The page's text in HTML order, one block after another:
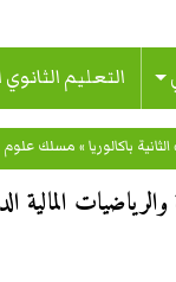
التعليم
الثانية باكالوريا» مسلك علوم
المالية